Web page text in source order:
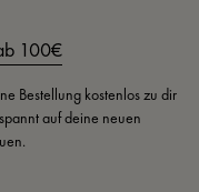
100€
Bestellung kostenlos zu dir
auf deine neuen